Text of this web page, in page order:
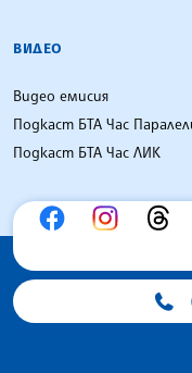
ВИДЕО
Видео емисия
Подкаст БТА Час
Подкаст БТА Час ЛИК